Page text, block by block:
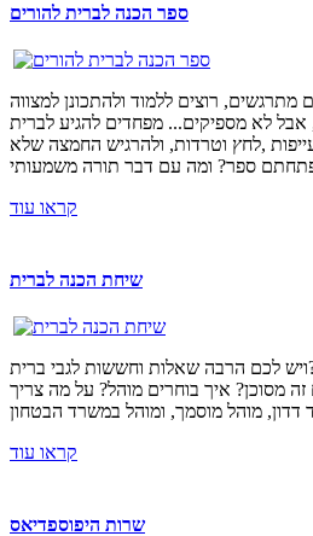
ספר הכנה לברית להורים
רוצים ללמוד ולהתכונן למצווה
לא מספיקים... מפחדים להגיע לברית
,לחץ וטרדות, ולהרגיש החמצה שלא
קראו עוד
שיחת הכנה לברית
לכם הרבה שאלות וחששות לגבי ברית
מסוכן? איך בוחרים מוהל? על מה צריך
קראו עוד
שרות היפוספדיאס